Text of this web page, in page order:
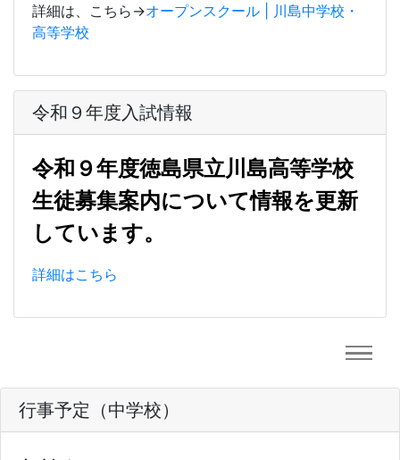
詳細は、こちら→オープンスクール | 川島中学校・
高等学校
令和９年度入試情報
令和９年度徳島県立川島高等学校
生徒募集案内について情報を更新
しています。
詳細はこちら
行事予定（中学校）